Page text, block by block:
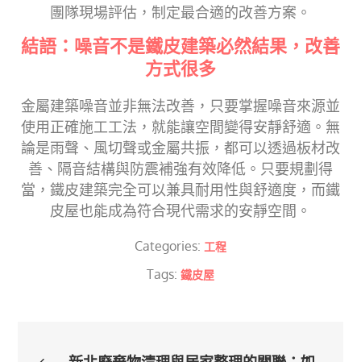
團隊現場評估，制定最合適的改善方案。
結語：噪音不是鐵皮建築必然結果，改善
方式很多
金屬建築噪音並非無法改善，只要掌握噪音來源並
使用正確施工工法，就能讓空間變得安靜舒適。無
論是雨聲、風切聲或金屬共振，都可以透過板材改
善、隔音結構與防震補強有效降低。只要規劃得
當，鐵皮建築完全可以兼具耐用性與舒適度，而鐵
皮屋也能成為符合現代需求的安靜空間。
Categories: 工程
Tags: 鐵皮屋